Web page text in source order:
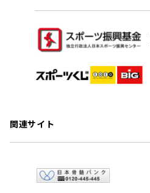
関連サイト